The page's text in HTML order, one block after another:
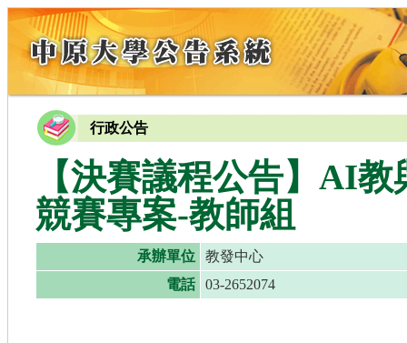
行政公告
【決賽議程公告】AI
競賽專案-教師組
承辦單位
教發中心
電話
03-2652074